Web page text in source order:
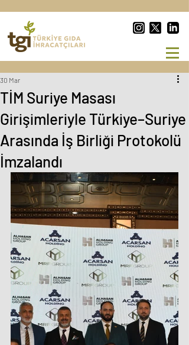
TİM Suriye Masası
Girişimleriyle Türkiye–Suriye
Arasında İş Birliği Protokolü
İmzalandı
30 Mar